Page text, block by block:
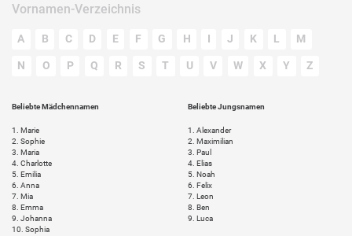
Vornamen-Verzeichnis
A B C D E F G H I J K L M
N O P Q R S T U V W X Y Z
Beliebte Mädchennamen
1.
Marie
2. Sophie
3. Maria
4. Charlotte
5. Emilia
6. Anna
7. Mia
8. Emma
9. Johanna
10. Sophia
Beliebte Jungsnamen
1.
Alexander
2. Maximilian
3. Paul
4. Elias
5. Noah
6. Felix
7. Leon
8. Ben
9. Luca